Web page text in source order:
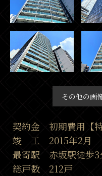
その他の画
契約金 初期費用【特
竣 工 2015年2月
最寄駅 赤坂駅徒歩3
総戸数 212戸